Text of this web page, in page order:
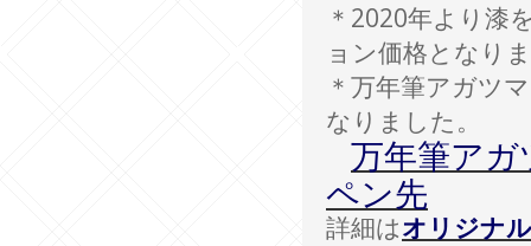
＊2020年より漆
ョン価格となり
＊万年筆アガツ
なりました。
万年筆ア
ペン先
詳細はオリジナ